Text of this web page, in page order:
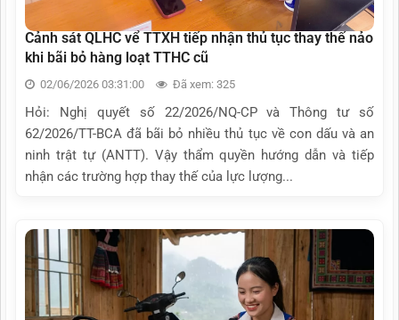
Cảnh sát QLHC vể TTXH tiếp nhận thủ tục thay thế nảo
khi bãi bỏ hàng loạt TTHC cũ
02/06/2026 03:31:00 Đã xem: 325
Hỏi: Nghị quyết số 22/2026/NQ-CP và Thông tư số
62/2026/TT-BCA đã bãi bỏ nhiều thủ tục về con dấu và an
ninh trật tự (ANTT). Vậy thẩm quyền hướng dẫn và tiếp
nhận các trường hợp thay thế của lực lượng...